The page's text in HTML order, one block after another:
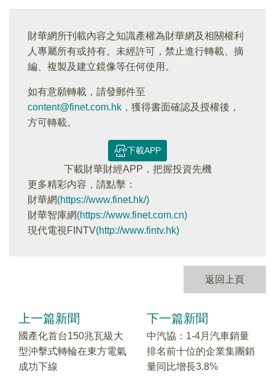
財華網所刊載內容之知識產權為財華網及相關權利
人專屬所有或持有。未經許可，禁止進行轉載、摘
編、複製及建立鏡像等任何使用。
如有意願轉載，請發郵件至
content@finet.com.hk ，獲得書面確認及授權後，
方可轉載。
下載APP
下載財華財經APP，把握投資先機
更多精彩内容，請點擊：
財華網(https://www.finet.hk/)
財華智庫網(https://www.finet.com.cn)
現代電視FINTV(http://www.fintv.hk)
返回上頁
上一篇新聞
國產化首台150兆瓦級大
型沖擊式轉輪在東方電氣
成功下線
下一篇新聞
中汽協：1-4月汽車銷量
排名前十位的企業集團銷
量同比增長3.8%